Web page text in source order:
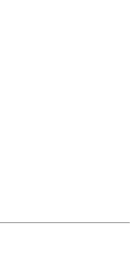
únicamente en